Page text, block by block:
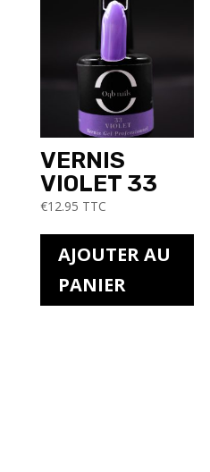
VERNIS
VIOLET 33
€12.95 TTC
AJOUTER AU
PANIER